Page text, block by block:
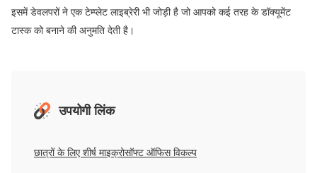
इसमें डेवलपरों ने एक टेम्प्लेट लाइब्रेरी भी जोड़ी है जो आपको कई तरह के डॉक्यूमेंट
टास्क को बनाने की अनुमति देती है।
उपयोगी लिंक
छात्रों के लिए शीर्ष माइक्रोसॉफ्ट ऑफिस विकल्प